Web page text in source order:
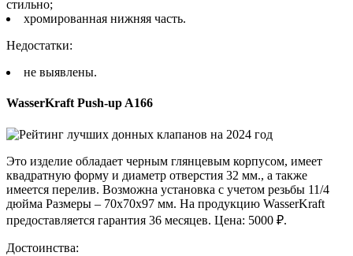
стильно;
хромированная нижняя часть.
Недостатки:
не выявлены.
WasserKraft Push-up A166
Это изделие обладает черным глянцевым корпусом, имеет
квадратную форму и диаметр отверстия 32 мм., а также
имеется перелив. Возможна установка с учетом резьбы 11/4
дюйма Размеры – 70х70х97 мм. На продукцию WasserKraft
предоставляется гарантия 36 месяцев. Цена: 5000 ₽.
Достоинства: